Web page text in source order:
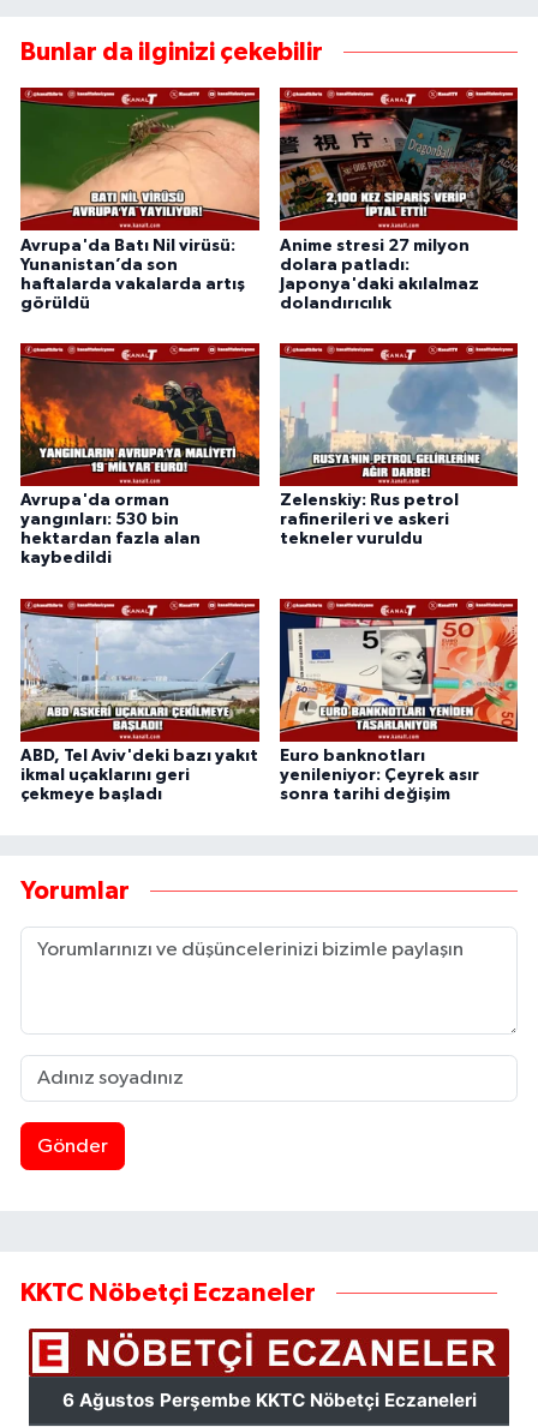
Bunlar da ilginizi çekebilir
Avrupa'da Batı Nil virüsü:
Yunanistan’da son
haftalarda vakalarda artış
görüldü
Anime stresi 27 milyon
dolara patladı:
Japonya'daki akılalmaz
dolandırıcılık
Avrupa'da orman
yangınları: 530 bin
hektardan fazla alan
kaybedildi
Zelenskiy: Rus petrol
rafinerileri ve askeri
tekneler vuruldu
ABD, Tel Aviv'deki bazı yakıt
ikmal uçaklarını geri
çekmeye başladı
Euro banknotları
yenileniyor: Çeyrek asır
sonra tarihi değişim
Yorumlar
Gönder
KKTC Nöbetçi Eczaneler